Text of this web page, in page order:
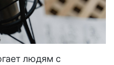
людям с